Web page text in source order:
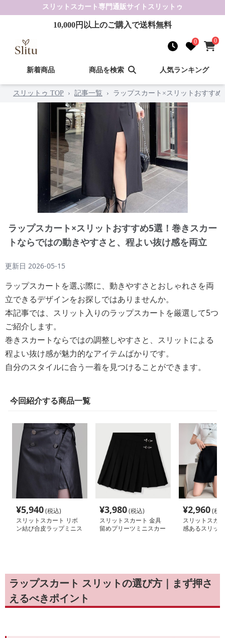
スリットスカート 専門通販サイト スリットゥ
10,000円以上のご購入で送料無料
0 0
新着商品 商品を検索 人気ランキング
スリットゥ TOP › 記事一覧 › ラップスカート×スリットおすす
ラップスカート×スリットおすすめ5選！巻きスカー
トならではの動きやすさと、程よい抜け感を両立
更新日 2026-05-15
ラップスカートを選ぶ際に、動きやすさとおしゃれさを両
立できるデザインをお探しではありませんか。
本記事では、スリット入りのラップスカートを厳選して5つ
ご紹介します。
巻きスカートならではの調整しやすさと、スリットによる
程よい抜け感が魅力的なアイテムばかりです。
自分のスタイルに合う一着を見つけることができます。
今回紹介する商品一覧
¥5,940(税込)
スリットスカート リボ
ン結び合皮ラップミニス
¥3,980(税込)
スリットスカート 金具
留めプリーツミニスカー
¥2,960(税
スリットスカ
感あるスリッ
ラップスカート スリットの選び方｜まず押さ
えるべきポイント